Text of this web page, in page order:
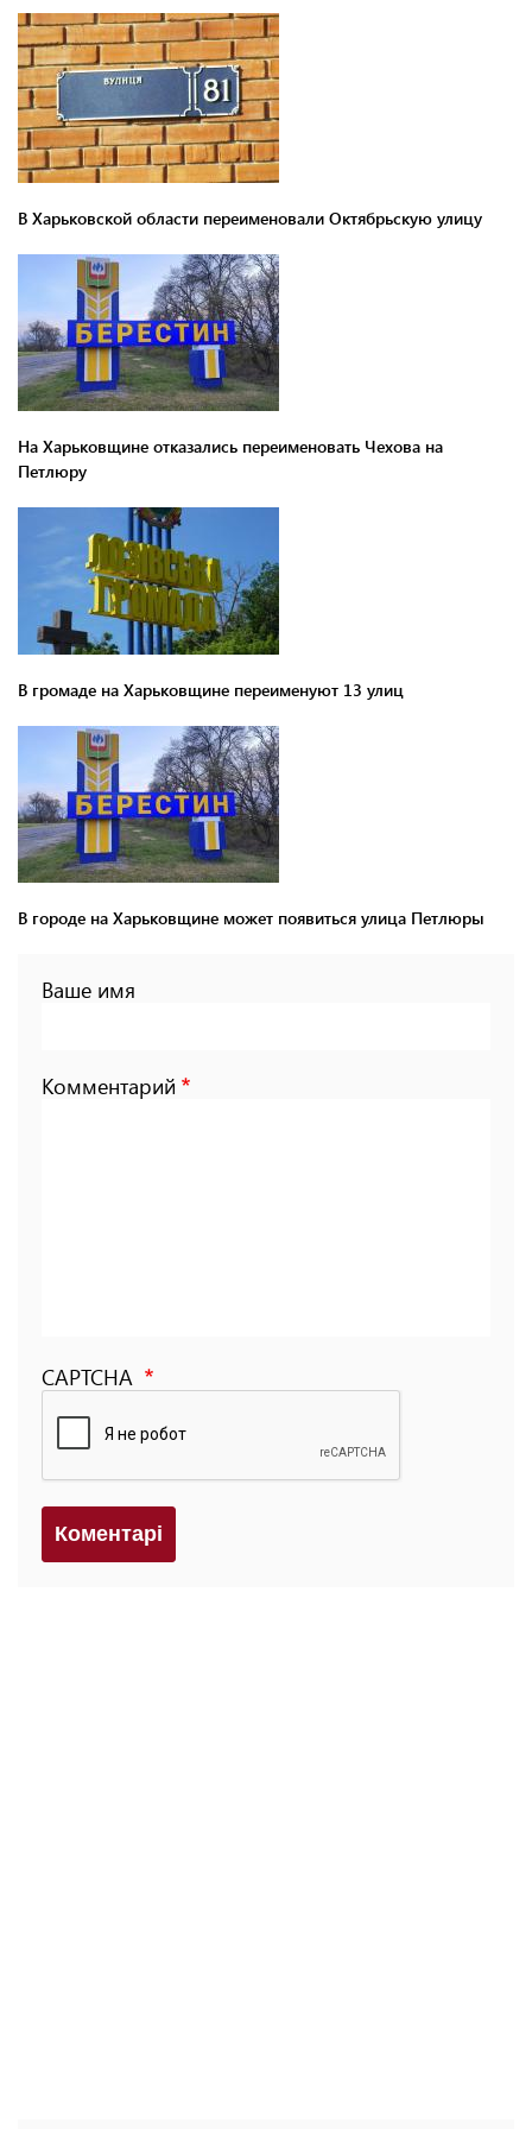
В Харьковской области переименовали Октябрьскую улицу
На Харьковщине отказались переименовать Чехова на
Петлюру
В громаде на Харьковщине переименуют 13 улиц
В городе на Харьковщине может появиться улица Петлюры
Ваше имя
Комментарий
CAPTCHA
Коментарi